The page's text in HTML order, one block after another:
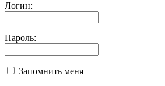
Логин:
Пароль:
Запомнить меня